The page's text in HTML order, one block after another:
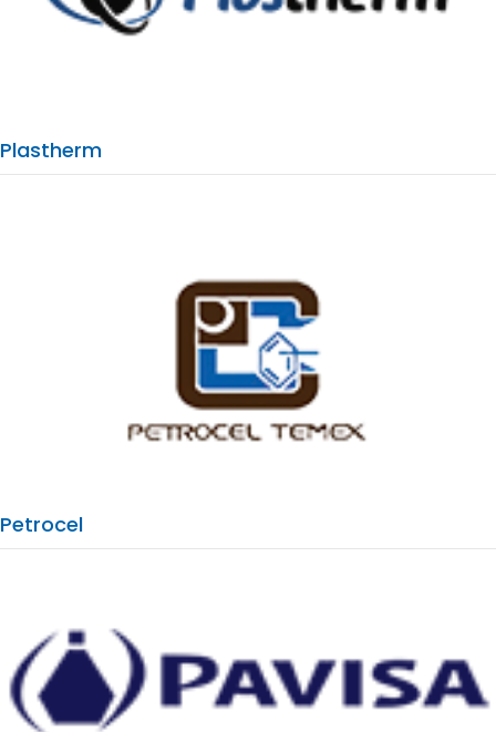
Plastherm
Petrocel